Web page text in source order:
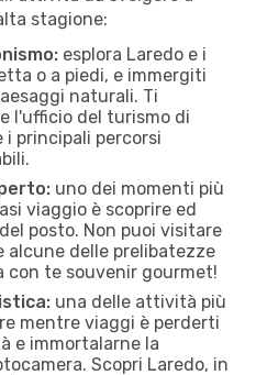
stagione:
esplora Laredo e i
o a piedi, e immergiti
naturali. Ti
l'ufficio del turismo di
i principali percorsi
uno dei momenti più
viaggio è scoprire ed
posto. Non puoi visitare
alcune delle prelibatezze
con te souvenir gourmet!
una delle attività più
mentre viaggi è perderti
e immortalarne la
Scopri Laredo, in